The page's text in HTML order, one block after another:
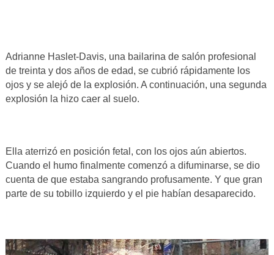
Adrianne Haslet-Davis, una bailarina de salón profesional
de treinta y dos años de edad, se cubrió rápidamente los
ojos y se alejó de la explosión. A continuación, una segunda
explosión la hizo caer al suelo.
Ella aterrizó en posición fetal, con los ojos aún abiertos.
Cuando el humo finalmente comenzó a difuminarse, se dio
cuenta de que estaba sangrando profusamente. Y que gran
parte de su tobillo izquierdo y el pie habían desaparecido.